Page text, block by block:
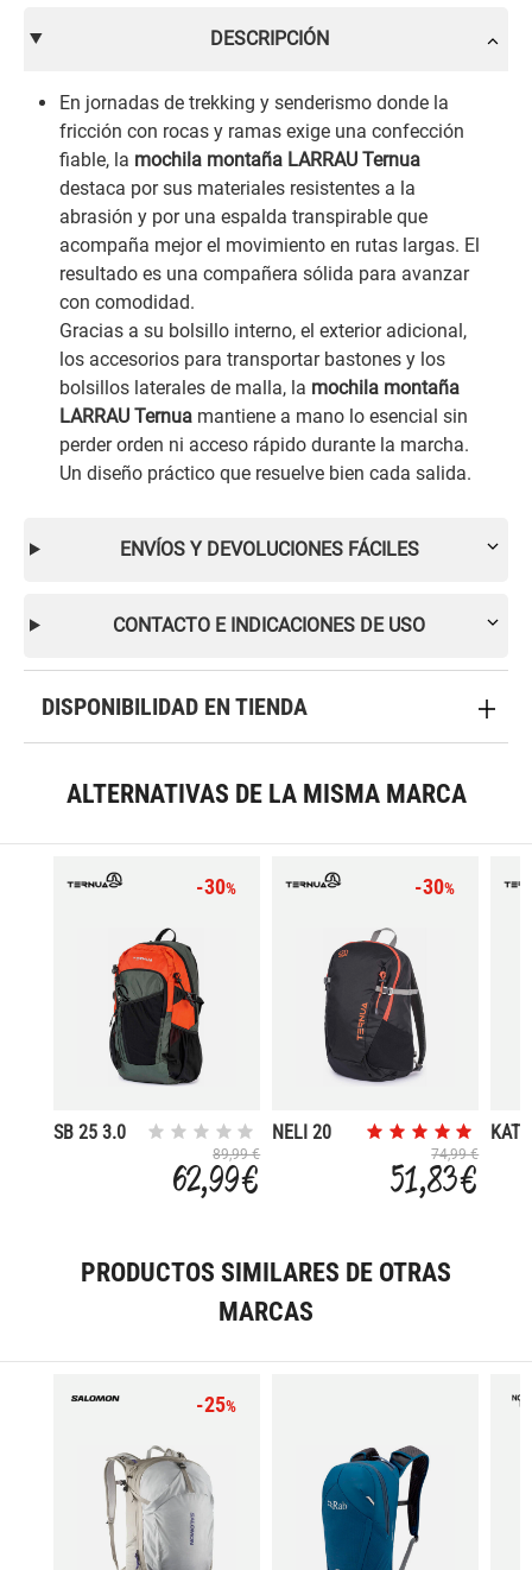
DESCRIPCIÓN
En jornadas de trekking y senderismo donde la
fricción con rocas y ramas exige una confección
fiable, la mochila montaña LARRAU Ternua
destaca por sus materiales resistentes a la
abrasión y por una espalda transpirable que
acompaña mejor el movimiento en rutas largas. El
resultado es una compañera sólida para avanzar
con comodidad.
Gracias a su bolsillo interno, el exterior adicional,
los accesorios para transportar bastones y los
bolsillos laterales de malla, la mochila montaña
LARRAU Ternua mantiene a mano lo esencial sin
perder orden ni acceso rápido durante la marcha.
Un diseño práctico que resuelve bien cada salida.
ENVÍOS Y DEVOLUCIONES FÁCILES
CONTACTO E INDICACIONES DE USO
DISPONIBILIDAD EN TIENDA
ALTERNATIVAS DE LA MISMA MARCA
-30%
SB 25 3.0
89,99 €
62,99 €
-30%
NELI 20
74,99 €
51,83 €
PRODUCTOS SIMILARES DE OTRAS
MARCAS
-25%